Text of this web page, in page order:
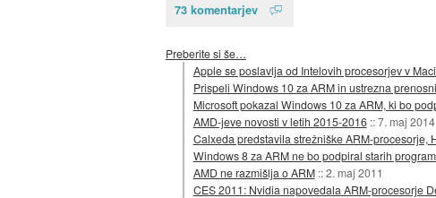
73 komentarjev
Preberite si še…
Apple se poslavlja od Intelovih procesorjev v
Prispeli Windows 10 za ARM in ustrezna
Microsoft pokazal Windows 10 za ARM, ki bo
AMD-jeve novosti v letih 2015-2016 ::7. maj 2014
Calxeda predstavila strežniške ARM-procesorje,
Windows 8 za ARM ne bo podpiral starih
AMD ne razmišlja o ARM ::2. maj 2011
CES 2011: Nvidia napovedala ARM-procesorje